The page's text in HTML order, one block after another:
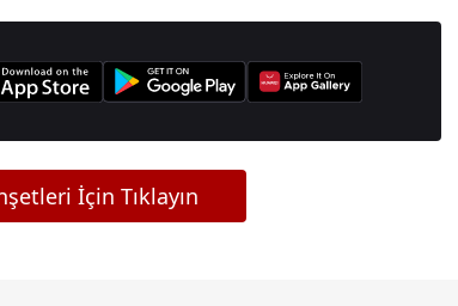
İçin Tıklayın